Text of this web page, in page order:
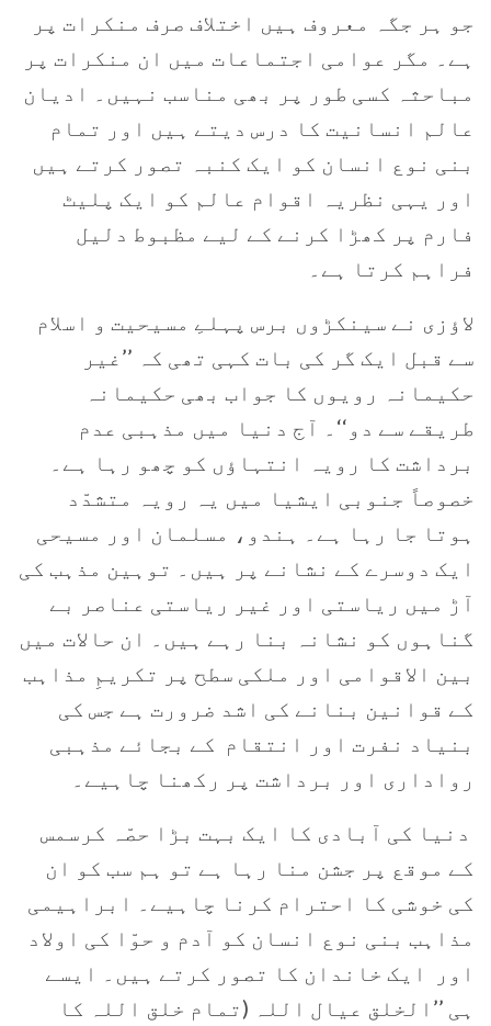
جو ہر جگہ معروف ہیں اختلاف صرف منکرات پر
ہے۔ مگر عوامی اجتماعات میں ان منکرات پر
مباحثہ کسی طور پر بھی مناسب نہیں۔ ادیان
عالم انسانیت کا درس دیتے ہیں اور تمام
بنی نوع انسان کو ایک کنبہ تصور کرتے ہیں
اور یہی نظریہ اقوام عالم کو ایک پلیٹ
فارم پر کھڑا کرنے کے لیے مظبوط دلیل
فراہم کرتا ہے۔
لاؤزی نے سینکڑوں برس پہلےِ مسیحیت و اسلام
سے قبل ایک گر کی بات کہی تھی کہ ’’غیر
حکیمانہ رویوں کا جواب بھی حکیمانہ
طریقے سے دو‘‘۔ آج دنیا میں مذہبی عدم
برداشت کا رویہ انتہاؤں کو چھو رہا ہے۔
خصوصاً جنوبی ایشیا میں یہ رویہ متشدّد
ہوتا جا رہا ہے۔ ہندو، مسلمان اور مسیحی
ایک دوسرے کے نشانے پر ہیں۔ توہین مذہب کی
آڑ میں ریاستی اور غیر ریاستی عناصر بے
گناہوں کو نشانہ بنا رہے ہیں۔ ان حالات میں
بین الاقوامی اور ملکی سطح پر تکریمِ مذاہب
کے قوانین بنانے کی اشد ضرورت ہے جس کی
بنیاد نفرت اور انتقام کے بجائے مذہبی
رواداری اور برداشت پر رکھنا چاہیے۔
دنیا کی آبادی کا ایک بہت بڑا حصّہ کرسمس
کے موقع پر جشن منا رہا ہے تو ہم سب کو ان
کی خوشی کا احترام کرنا چاہیے۔ ابراہیمی
مذاہب بنی نوع انسان کو آدم و حوّا کی اولاد
اور ایک خاندان کا تصور کرتے ہیں۔ ایسے
ہی ’’الخلق عیال اللہ (تمام خلق اللہ کا